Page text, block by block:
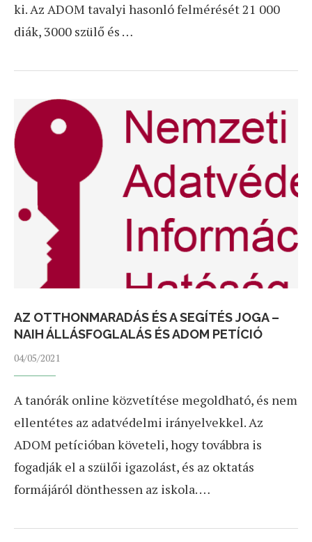
ki. Az ADOM tavalyi hasonló felmérését 21 000
diák, 3000 szülő és …
AZ OTTHONMARADÁS ÉS A SEGÍTÉS JOGA –
NAIH ÁLLÁSFOGLALÁS ÉS ADOM PETÍCIÓ
04/05/2021
A tanórák online közvetítése megoldható, és nem
ellentétes az adatvédelmi irányelvekkel. Az
ADOM petícióban követeli, hogy továbbra is
fogadják el a szülői igazolást, és az oktatás
formájáról dönthessen az iskola. …